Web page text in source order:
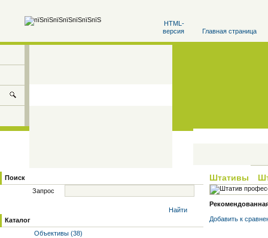
HTML-
версия
Главная страница
Поиск
Запрос
Найти
Каталог
Объективы (38)
Штативы
Добавить к